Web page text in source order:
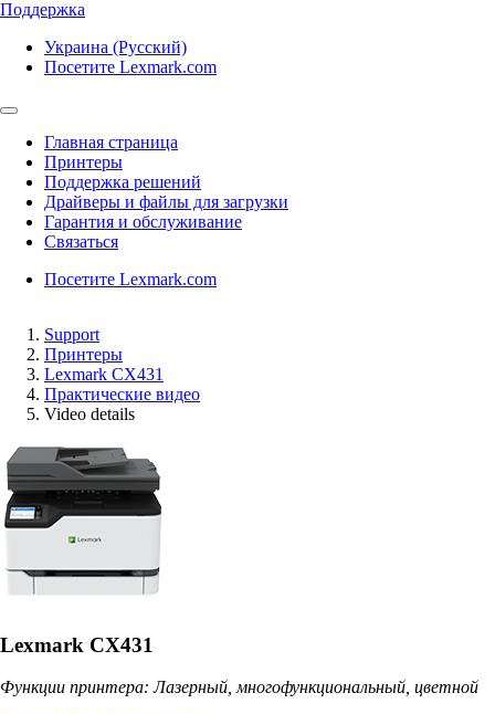
Поддержка
Украина (Русский)
Посетите Lexmark.com
Главная страница
Принтеры
Поддержка решений
Драйверы и файлы для загрузки
Гарантия и обслуживание
Связаться
Посетите Lexmark.com
Support
Принтеры
Lexmark CX431
Практические видео
Video details
Lexmark CX431
Функции принтера: Лазерный, многофункциональный, цветной